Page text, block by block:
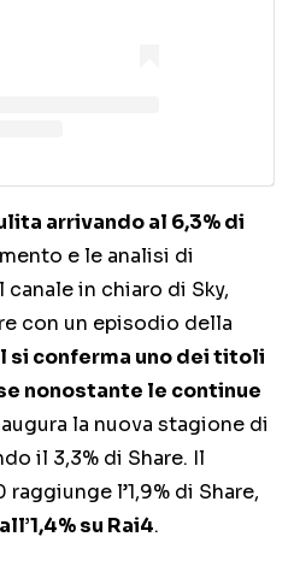
arrivando al 6,3% di
e le analisi di
in chiaro di Sky,
con un episodio della
si conferma uno dei titoli
nonostante le continue
la nuova stagione di
il 3,3% di Share. Il
l’1,9% di Share,
su Rai4.